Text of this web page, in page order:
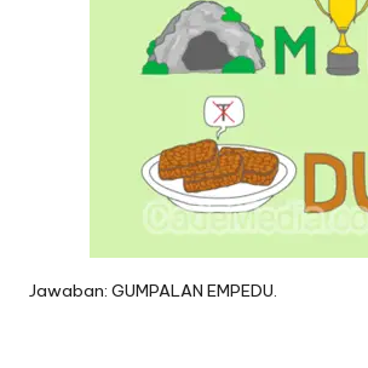
Jawaban: GUMPALAN EMPEDU.